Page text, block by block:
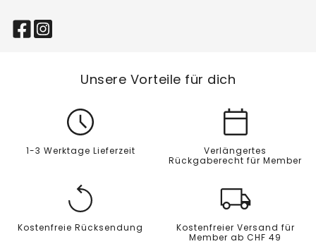
Unsere Vorteile für dich
1-3 Werktage Lieferzeit
Verlängertes
Rückgaberecht für Member
Kostenfreie Rücksendung
Kostenfreier Versand für
Member ab CHF 49